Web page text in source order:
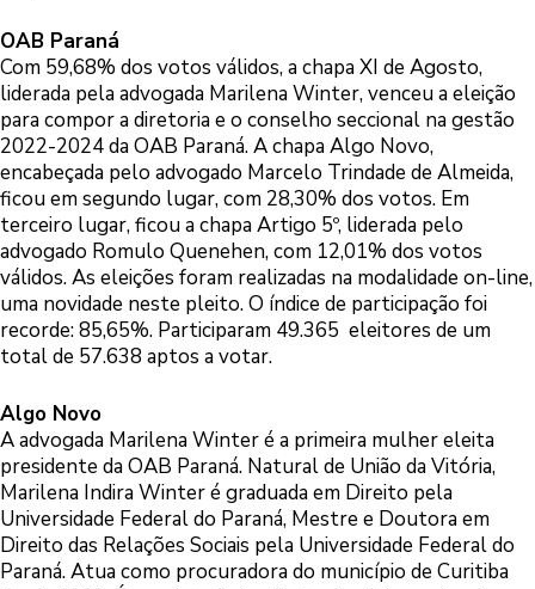
OAB Paraná
Com 59,68% dos votos válidos, a chapa XI de Agosto,
liderada pela advogada Marilena Winter, venceu a eleição
para compor a diretoria e o conselho seccional na gestão
2022-2024 da OAB Paraná. A chapa Algo Novo,
encabeçada pelo advogado Marcelo Trindade de Almeida,
ficou em segundo lugar, com 28,30% dos votos. Em
terceiro lugar, ficou a chapa Artigo 5º, liderada pelo
advogado Romulo Quenehen, com 12,01% dos votos
válidos. As eleições foram realizadas na modalidade on-line,
uma novidade neste pleito. O índice de participação foi
recorde: 85,65%. Participaram 49.365 eleitores de um
total de 57.638 aptos a votar.
Algo Novo
A advogada Marilena Winter é a primeira mulher eleita
presidente da OAB Paraná. Natural de União da Vitória,
Marilena Indira Winter é graduada em Direito pela
Universidade Federal do Paraná, Mestre e Doutora em
Direito das Relações Sociais pela Universidade Federal do
Paraná. Atua como procuradora do município de Curitiba